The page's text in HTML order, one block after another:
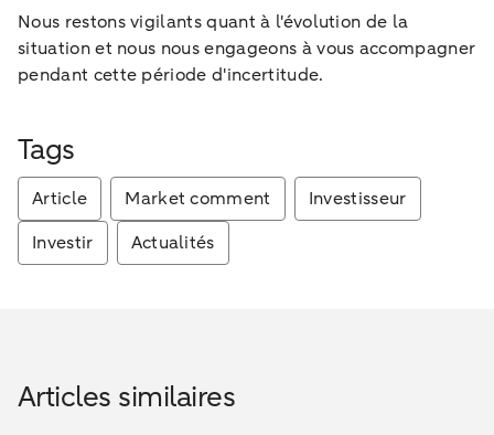
Nous restons vigilants quant à l'évolution de la
situation et nous nous engageons à vous accompagner
pendant cette période d'incertitude.
Tags
Article Market comment
Investisseur
Investir
Actualités
Articles similaires